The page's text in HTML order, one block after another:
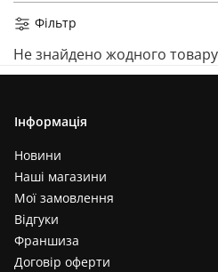
Фільтр
Не знайдено жодного товару
Інформація
Новини
Наші магазини
Мої замовлення
Відгуки
Франшиза
Договір оферти